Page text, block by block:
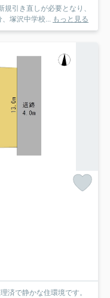
引き直しが必要となり、
塚沢中学校... もっと見る
済で静かな住環境です。